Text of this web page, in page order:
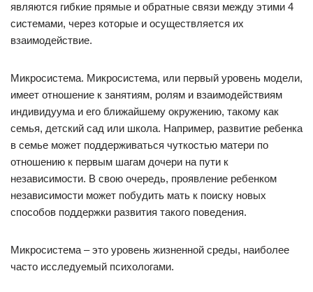
являются гибкие прямые и обратные связи между этими 4
системами, через которые и осуществляется их
взаимодействие.
Микросистема. Микросистема, или первый уровень модели,
имеет отношение к занятиям, ролям и взаимодействиям
индивидуума и его ближайшему окружению, такому как
семья, детский сад или школа. Например, развитие ребенка
в семье может поддерживаться чуткостью матери по
отношению к первым шагам дочери на пути к
независимости. В свою очередь, проявление ребенком
независимости может побудить мать к поиску новых
способов поддержки развития такого поведения.
Микросистема – это уровень жизненной среды, наиболее
часто исследуемый психологами.